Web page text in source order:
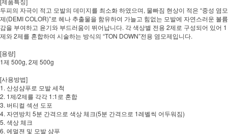
두피의 자극이 적고 모발의 데미지를 최소화 하였으며, 물빠짐 현상이 적은 “중성 염모
제(DEMI COLOR)”로 헤나 추출물을 함유하여 가늘고 힘없는 모발에 자연스러운 볼륨
감을 부여하고 윤기와 부드러움이 뛰어납니다. 각 색상별 전용 2제로 구성되어 있어 1
제와 2제를 혼합하여 시술하는 방식의 “TON DOWN”전용 염모제입니다.
[용량]
1제 500g, 2제 500g
[사용방법]
1. 산성샴푸로 모발 세척
2. 1제/2제를 각각 1:1로 혼합
3. 버티컬 섹션 도포
4. 자연방치 5분 간격으로 색상 체크(5분 간격으로 1레벨씩 어두워짐)
5. 색상 체크
6. 에멀젼 및 모발 샴푸